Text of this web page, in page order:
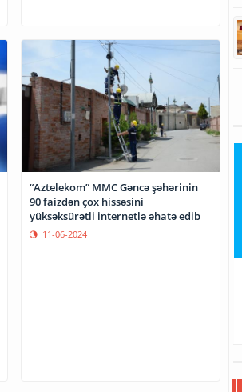
“Aztelekom” MMC Gəncə şəhərinin
90 faizdən çox hissəsini
yüksəksürətli internetlə əhatə edib
11-06-2024